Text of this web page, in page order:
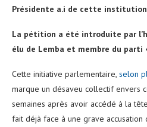
Présidente a.i de cette
La pétition a été introduite par
élu de Lemba et membre du parti
Cette initiative parlementaire, selon
marque un désaveu collectif envers
semaines après avoir accédé à la
fait déjà face à une grave accusation